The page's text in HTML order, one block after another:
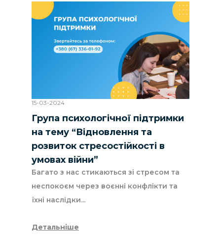
15-03-2024
Група психологічної підтримки
на тему “Відновлення та
розвиток стресостійкості в
умовах війни”
Багато з нас стикаються зі стресом та
неспокоєм через воєнні конфлікти та
їхні наслідки...
Детальніше